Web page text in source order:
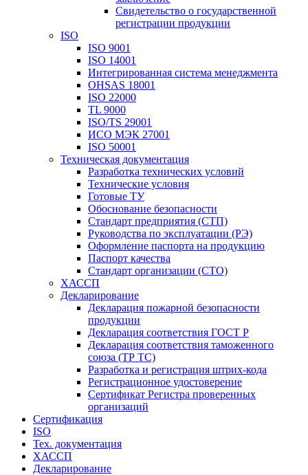
Свидетельство о государственной
регистрации продукции
ISO
ISO 9001
ISO 14001
Интегрированная система менеджмента
OHSAS 18001
ISO 22000
TL 9000
ISO/TS 29001
ИСО МЭК 27001
ISO 50001
Техническая документация
Разработка технических условий
Технические условия
Готовые ТУ
Обоснование безопасности
Стандарт предприятия (СТП)
Руководства по эксплуатации (РЭ)
Оформление паспорта на продукцию
Паспорт качества
Стандарт организации (СТО)
ХАССП
Декларирование
Декларация пожарной безопасности
продукции
Декларация соответствия ГОСТ Р
Декларация соответствия таможенного
союза (ТР ТС)
Разработка и регистрация штрих-кода
Регистрационное удостоверение
Сертификат Регистра проверенных
организаций
Сертификация
ISO
Тех. документация
ХАССП
Декларирование